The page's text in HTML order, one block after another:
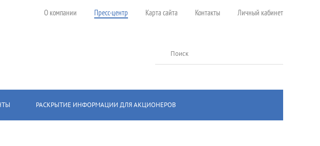
О компании Пресс-центр Карта сайта Контакты Личный кабинет
Поиск
РАСКРЫТИЕ ИНФОРМАЦИИ ДЛЯ АКЦИОНЕРОВ